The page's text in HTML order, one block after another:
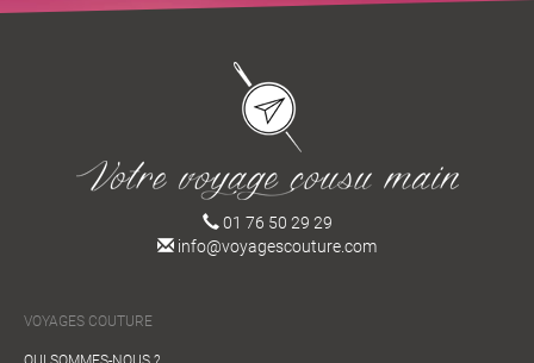
01 76 50 29 29
info@voyagescouture.com
VOYAGES COUTURE